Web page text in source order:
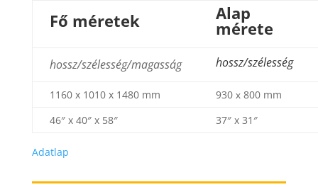
Fő méretek Alap
mérete
hossz/szélesség/magasság hossz/szélesség
1160 x 1010 x 1480 mm
930 х 800 mm
46″ x 40″ x 58″
37″ x 31″
Adatlap